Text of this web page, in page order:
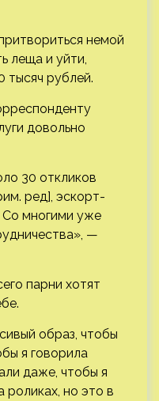
немой
леща и уйти,
тысяч рублей.
довольно
30 откликов
ред], эскорт-
Со многими уже
—
парни хотят
образ, чтобы
я говорила
даже, чтобы я
роликах, но это в